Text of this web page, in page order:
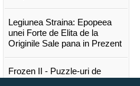
Legiunea Straina: Epopeea
unei Forte de Elita de la
Originile Sale pana in Prezent
Frozen II - Puzzle-uri de